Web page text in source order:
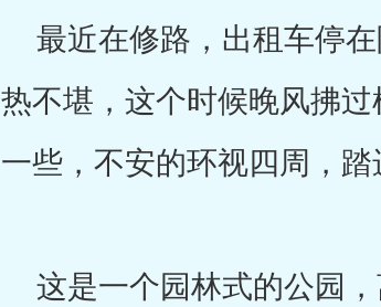
最近在修路，出租车停
热不堪，这个时候晚风拂
一些，不安的环视四周，踏
这是一个园林式的公园